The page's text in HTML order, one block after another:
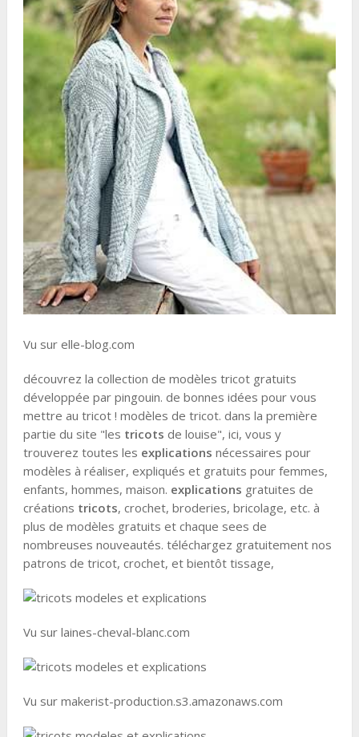
Vu sur elle-blog.com
découvrez la collection de modèles tricot gratuits
développée par pingouin. de bonnes idées pour vous
mettre au tricot ! modèles de tricot. dans la première
partie du site "les tricots de louise", ici, vous y
trouverez toutes les explications nécessaires pour
modèles à réaliser, expliqués et gratuits pour femmes,
enfants, hommes, maison. explications gratuites de
créations tricots, crochet, broderies, bricolage, etc. à
plus de modèles gratuits et chaque sees de
nombreuses nouveautés. téléchargez gratuitement nos
patrons de tricot, crochet, et bientôt tissage,
Vu sur laines-cheval-blanc.com
Vu sur makerist-production.s3.amazonaws.com